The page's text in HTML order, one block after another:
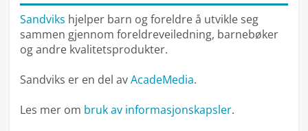
Sandviks hjelper barn og foreldre å utvikle seg
sammen gjennom foreldreveiledning, barnebøker
og andre kvalitetsprodukter.
Sandviks er en del avAcadeMedia.
Les mer om bruk av informasjonskapsler.